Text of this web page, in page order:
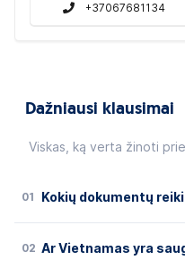
+37067681134
Dažniausi klausimai
Viskas, ką verta žinoti
01 Kokių dokumentų
02 Ar Vietnamas yra